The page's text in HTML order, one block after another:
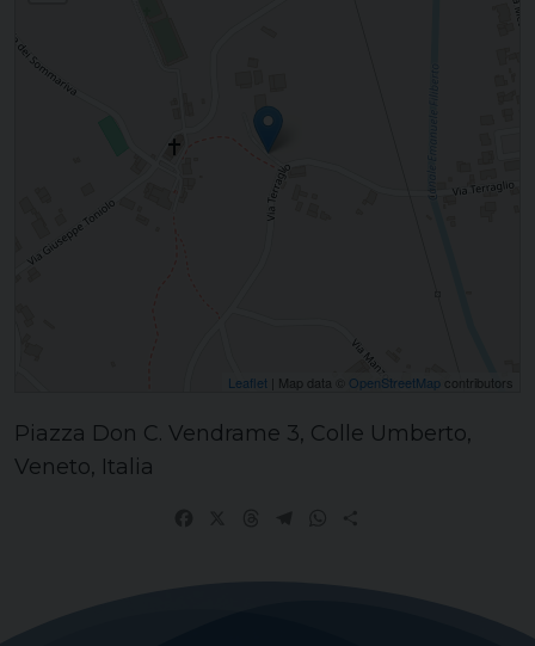
Leaflet | Map data © OpenStreetMap contributors
Piazza Don C. Vendrame 3, Colle Umberto,
Veneto, Italia